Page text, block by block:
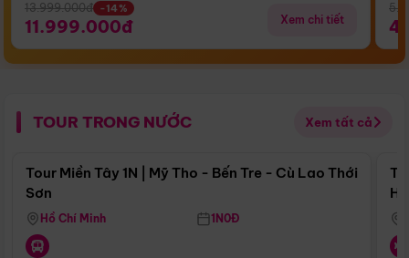
13.999.000đ -14%
11.999.000đ Xem chi tiết
TOUR TRONG NƯỚC Xem tất cả
Điểm nổi bật
Tour Miền Tây 1N | Mỹ Tho - Bến Tre - Cù Lao Thới
Sơn
Hồ Chí Minh 1N0Đ